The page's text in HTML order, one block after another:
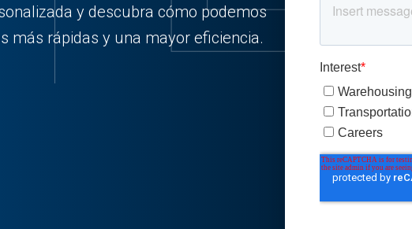
y descubra cómo podemos
más rápidas y una mayor eficiencia.